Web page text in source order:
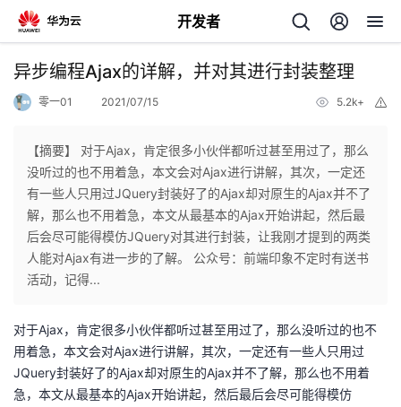
开发者
返
个
人
页
我
开
发
异步编程Ajax的详解，并对其进行封装整理
零一01 2021/07/15 5.2k+
【摘要】 对于Ajax，肯定很多小伙伴都听过甚至用过了，那么
没听过的也不用着急，本文会对Ajax进行讲解，其次，一定还
有一些人只用过JQuery封装好了的Ajax却对原生的Ajax并不了
解，那么也不用着急，本文从最基本的Ajax开始讲起，然后最
后会尽可能得模仿JQuery对其进行封装，让我刚才提到的两类
人能对Ajax有进一步的了解。 公众号：前端印象不定时有送书
活动，记得...
对于Ajax，肯定很多小伙伴都听过甚至用过了，那么没听过的也不
用着急，本文会对Ajax进行讲解，其次，一定还有一些人只用过
JQuery封装好了的Ajax却对原生的Ajax并不了解，那么也不用着
急，本文从最基本的Ajax开始讲起，然后最后会尽可能得模仿